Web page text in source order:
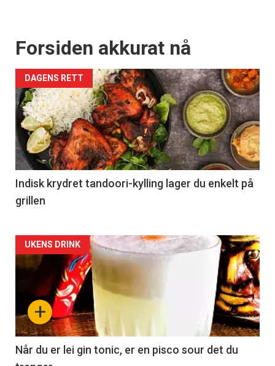
Forsiden akkurat nå
DAGENS RETT
Indisk krydret tandoori-kylling lager du enkelt på
grillen
Forsiden
akkurat
nå
-
2
+
UKENS DRINK
Når du er lei gin tonic, er en pisco sour det du